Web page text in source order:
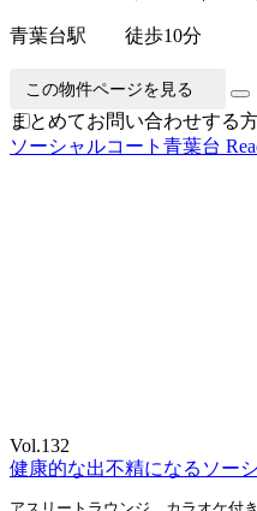
青葉台駅 徒歩10分
この物件ページを見る
まとめてお問い合わせする
ソーシャルコート青葉台
Vol.132
健康的な出不精になるソー